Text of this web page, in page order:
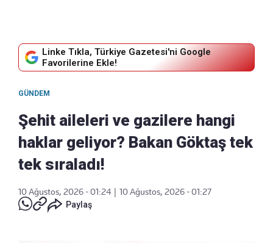
Linke Tıkla, Türkiye Gazetesi'ni Google
Favorilerine Ekle!
GÜNDEM
Şehit aileleri ve gazilere hangi
haklar geliyor? Bakan Göktaş tek
tek sıraladı!
10 Ağustos, 2026 - 01:24
10 Ağustos, 2026 - 01:27
Paylaş